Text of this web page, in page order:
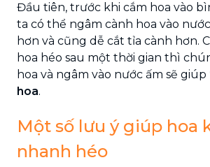
Đầu tiên, trước khi cắm hoa vào
ta có thể ngâm cành hoa vào
hơn và cũng dễ cắt tỉa cành hơn.
hoa héo sau một thời gian thì
hoa và ngâm vào nước ấm sẽ giúp
hoa.
Một số lưu ý giúp hoa
nhanh héo